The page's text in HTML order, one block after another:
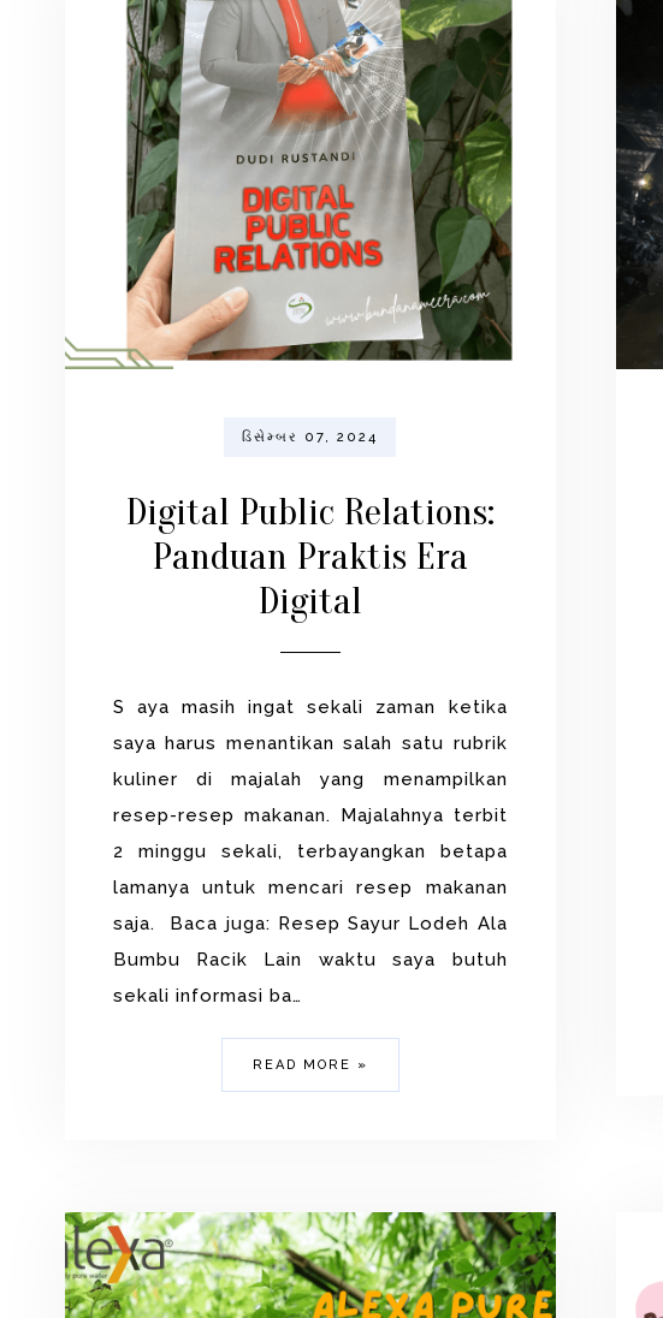
ડિસેમ્બર 07, 2024
Digital Public Relations:
Panduan Praktis Era
Digital
S aya masih ingat sekali zaman ketika
saya harus menantikan salah satu rubrik
kuliner di majalah yang menampilkan
resep-resep makanan. Majalahnya terbit
2 minggu sekali, terbayangkan betapa
lamanya untuk mencari resep makanan
saja. Baca juga: Resep Sayur Lodeh Ala
Bumbu Racik Lain waktu saya butuh
sekali informasi ba…
READ MORE »